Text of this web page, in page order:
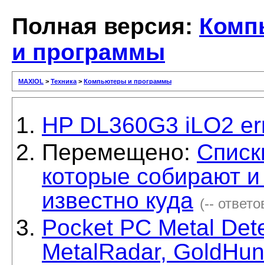
Полная версия:
и программы
MAXIOL > Техника > Компьютеры и программы
HP DL360G3 iLO2
Перемещено:
которые собирают
известно куда (--
Pocket PC Metal
MetalRadar,